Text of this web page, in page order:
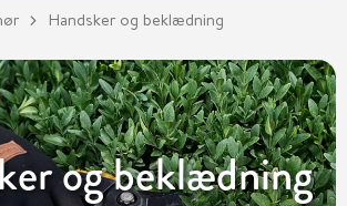
Handsker og beklædning
og beklædning